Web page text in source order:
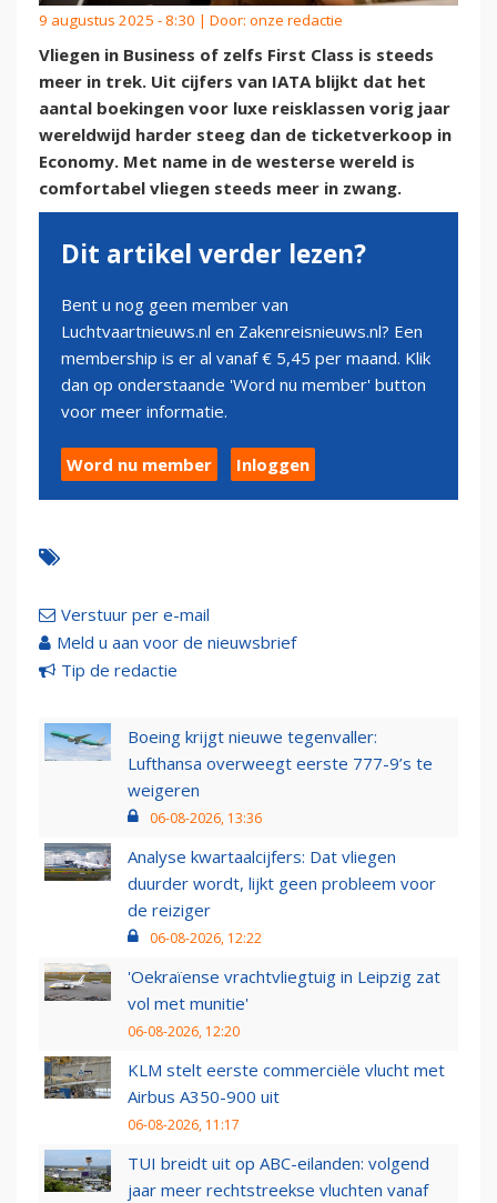
9 augustus 2025 - 8:30 | Door: onze redactie
Vliegen in Business of zelfs First Class is steeds
meer in trek. Uit cijfers van IATA blijkt dat het
aantal boekingen voor luxe reisklassen vorig jaar
wereldwijd harder steeg dan de ticketverkoop in
Economy. Met name in de westerse wereld is
comfortabel vliegen steeds meer in zwang.
Dit artikel verder lezen?
Bent u nog geen member van
Luchtvaartnieuws.nl en Zakenreisnieuws.nl? Een
membership is er al vanaf € 5,45 per maand. Klik
dan op onderstaande 'Word nu member' button
voor meer informatie.
Word nu member Inloggen
Verstuur per e-mail
Meld u aan voor de nieuwsbrief
Tip de redactie
Boeing krijgt nieuwe tegenvaller:
Lufthansa overweegt eerste 777-9’s te
weigeren
06-08-2026, 13:36
Analyse kwartaalcijfers: Dat vliegen
duurder wordt, lijkt geen probleem voor
de reiziger
06-08-2026, 12:22
'Oekraïense vrachtvliegtuig in Leipzig zat
vol met munitie'
06-08-2026, 12:20
KLM stelt eerste commerciële vlucht met
Airbus A350-900 uit
06-08-2026, 11:17
TUI breidt uit op ABC-eilanden: volgend
jaar meer rechtstreekse vluchten vanaf